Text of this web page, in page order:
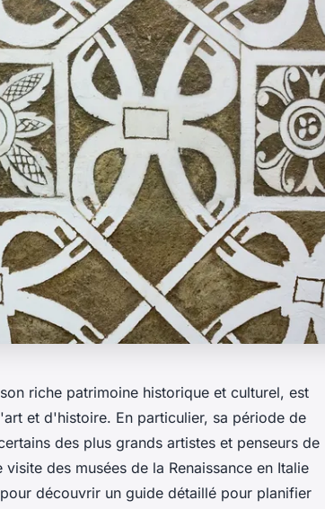
riche patrimoine historique et culturel, est
et d'histoire. En particulier, sa période de
des plus grands artistes et penseurs de
des musées de la Renaissance en Italie
découvrir un guide détaillé pour planifier